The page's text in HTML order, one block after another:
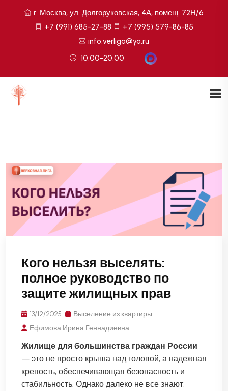
г. Москва, ул. Долгоруковская, 4А, помещ. 72Н/6
+7 (991) 685-27-88
+7 (995) 579-86-85
info.verliga@ya.ru
10:00-20:00
Кого нельзя выселять:
полное руководство по
защите жилищных прав
13/12/2025
Выселение из квартиры
Ефимова Ирина Геннадиевна
Жилище для большинства граждан России
— это не просто крыша над головой, а надежная
крепость, обеспечивающая безопасность и
стабильность. Однако далеко не все знают,